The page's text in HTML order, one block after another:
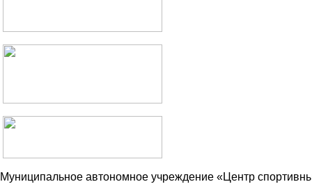
Муниципальное автономное учреждение «Центр